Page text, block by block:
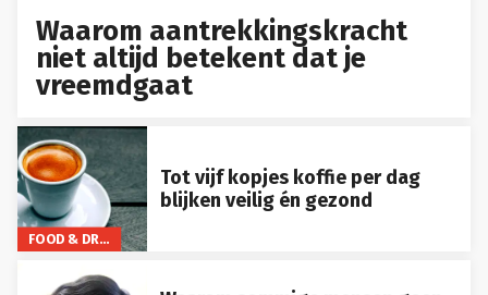
Waarom aantrekkingskracht
niet altijd betekent dat je
vreemdgaat
FOOD & DRINKS
Tot vijf kopjes koffie per dag
blijken veilig én gezond